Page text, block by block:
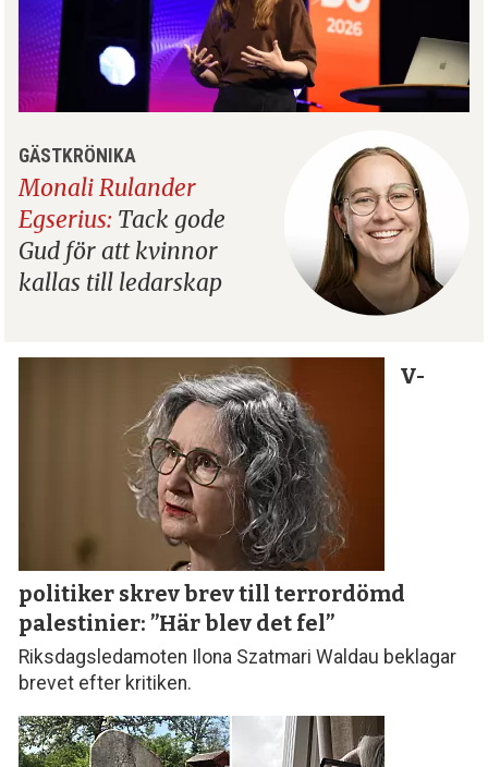
GÄSTKRÖNIKA
Monali Rulander
Egserius: Tack gode
Gud för att kvinnor
kallas till ledarskap
V-
politiker skrev brev till terror­dömd
palestinier: ”Här blev det fel”
Riksdagsledamoten Ilona Szatmari Waldau beklagar
brevet efter kritiken.